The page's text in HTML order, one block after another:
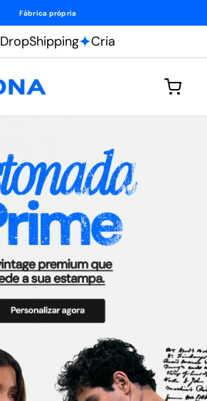
Personalize do seu jeito.
DropShipping Cria